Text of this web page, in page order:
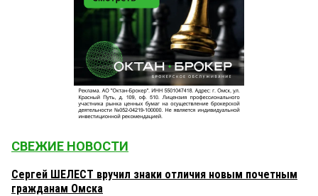
СВЕЖИЕ НОВОСТИ
Сергей ШЕЛЕСТ вручил знаки отличия новым почетным
гражданам Омска